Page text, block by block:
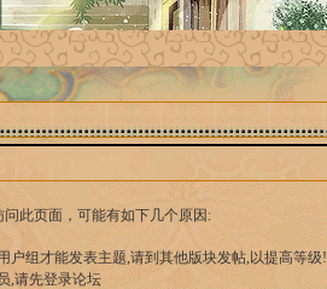
此页面，可能有如下几个原因:
户组才能发表主题,请到其他版块发帖,以提高等级!
,请先登录论坛